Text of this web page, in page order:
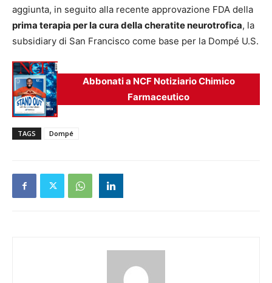
aggiunta, in seguito alla recente approvazione FDA della
prima terapia per la cura della cheratite neurotrofica, la
subsidiary di San Francisco come base per la Dompé U.S.
Abbonati a NCF Notiziario Chimico
Farmaceutico
TAGS Dompé